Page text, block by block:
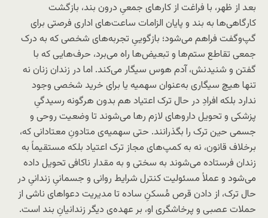
بعد از ظهر، با فراغت از کارهای جمعیِ درون بند، بازگشت
کارگاهی‌ها به بند و پایان الزامات ساعت‌های اداری فرصتی برای
گپوگفت فراهم می‌شود؛ بازگوییِ تجربه‌های شخصی که به درک
جمعی تقاطع ستم‌ها و تبعیض‌ها راه می‌برد، حرف‌هایی که با
گفتن و شنیدنش، آدم هوس سیگار می‌کند. اما در زندان زنان نه
تنها هیچ سیگاری به‌عنوان سهمیه یا برای خرید شخصی وجود
ندارد بلکه افرادِ در حال ترک اعتیاد هم بدون هرگونه رسیدگیِ
پزشکی و تحویل داروهای لازم رها می‌شوند تا وضعیت روحی و
جسمی حین ترک را بگذرانند. حتی سهمیه‌ی متادونِ معتادانی که،
برخلاف قانون، نه به کمپ‌های مجاز ترک اعتیاد بلکه مستقیماً به
زندان فرستاده می‌شوند به سختی و به مقدار ناکافی تحویل داده
می‌شود و عملاً مسئولیت کنترل شرایط روانی و جسمانیِ زندانیِ در
حال ترک، از دادن قرص مُسکنِ ساده تا مدیریت دعواهای ناشی از
حملات عصبی و پرخاشگری او، بر عهده‌ی دیگر زندانیانِ بند است.